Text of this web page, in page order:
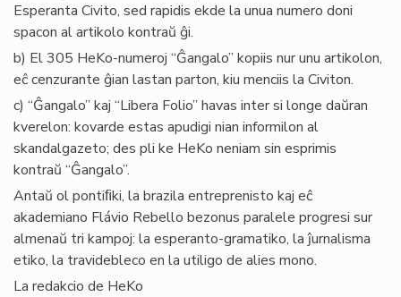
Esperanta Civito, sed rapidis ekde la unua numero doni
spacon al artikolo kontraŭ ĝi.
b) El 305 HeKo-numeroj “Ĝangalo” kopiis nur unu artikolon,
eĉ cenzurante ĝian lastan parton, kiu menciis la Civiton.
c) “Ĝangalo” kaj “Libera Folio” havas inter si longe daŭran
kverelon: kovarde estas apudigi nian informilon al
skandalgazeto; des pli ke HeKo neniam sin esprimis
kontraŭ “Ĝangalo”.
Antaŭ ol pontiﬁki, la brazila entreprenisto kaj eĉ
akademiano Flávio Rebello bezonus paralele progresi sur
almenaŭ tri kampoj: la esperanto-gramatiko, la ĵurnalisma
etiko, la travidebleco en la utiligo de alies mono.
La redakcio de HeKo